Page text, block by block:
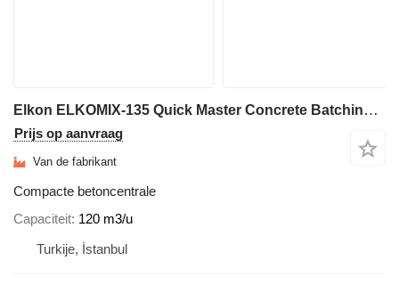
Elkon ELKOMIX-135 Quick Master Concrete Batching Plant
Prijs op aanvraag
Van de fabrikant
Compacte betoncentrale
Capaciteit 120 m3/u
Turkije, İstanbul